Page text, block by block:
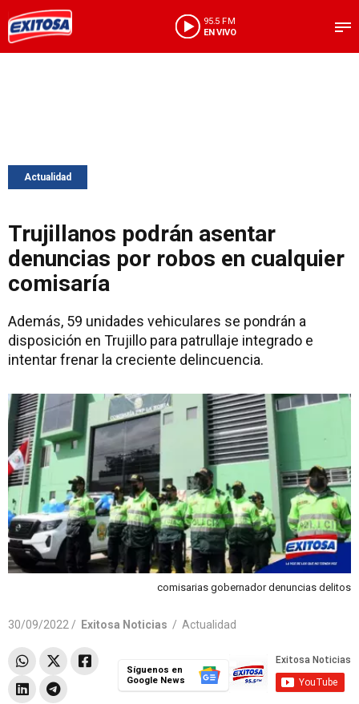
95.5 FM
EN VIVO
Actualidad
Trujillanos podrán asentar
denuncias por robos en cualquier
comisaría
Además, 59 unidades vehiculares se pondrán a
disposición en Trujillo para patrullaje integrado e
intentar frenar la creciente delincuencia.
comisarias gobernador denuncias delitos
30/09/2022 / Exitosa Noticias / Actualidad
Síguenos en
Google News